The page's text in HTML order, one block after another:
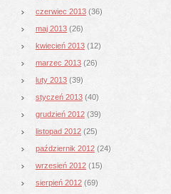
czerwiec 2013 (36)
maj 2013 (26)
kwiecień 2013 (12)
marzec 2013 (26)
luty 2013 (39)
styczeń 2013 (40)
grudzień 2012 (39)
listopad 2012 (25)
październik 2012 (24)
wrzesień 2012 (15)
sierpień 2012 (69)